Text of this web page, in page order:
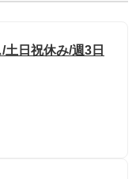
日祝休み/週3日